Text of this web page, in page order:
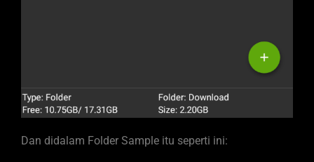
Dan didalam Folder Sample itu seperti ini: